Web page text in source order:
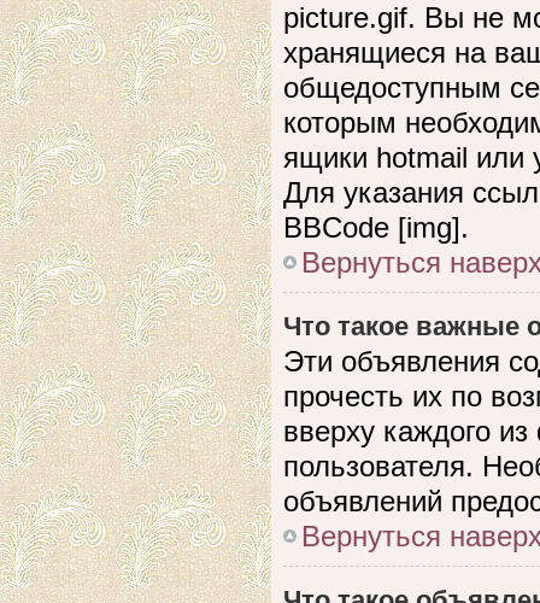
picture.gif. Вы не
хранящиеся на
общедоступным
которым
ящики hotmail или
Для указания
BBCode [img].
Вернуться
Что такое важные
Эти объявления
прочесть их по
вверху каждого
пользователя.
объявлений
Вернуться